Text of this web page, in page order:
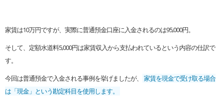
家賃は10万円ですが、実際に普通預金口座に入金されるのは95,000円。
そして、定額水道料5,000円は家賃収入から支払われているという内容の仕訳で
す。
今回は普通預金で入金される事例を挙げましたが、
家賃を現金で受け取る場合
は「現金」という勘定科目を使用します。